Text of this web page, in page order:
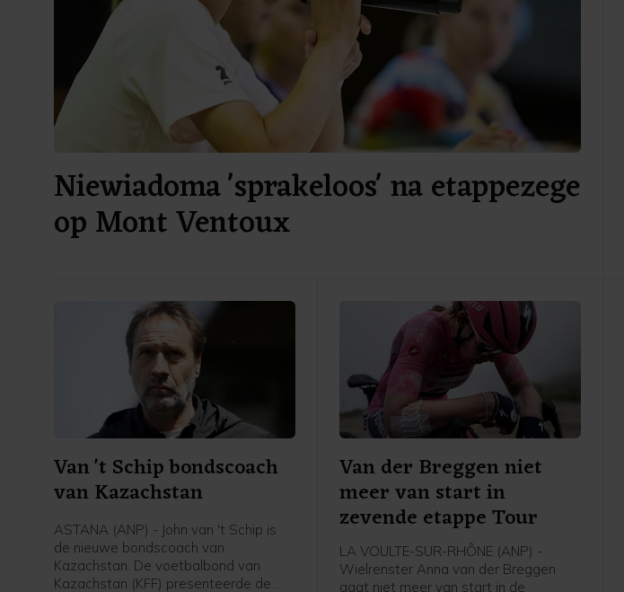
Niewiadoma 'sprakeloos' na etappezege
op Mont Ventoux
Van 't Schip bondscoach
van Kazachstan
ASTANA (ANP) - John van 't Schip is
de nieuwe bondscoach van
Kazachstan. De voetbalbond van
Kazachstan (KFF) presenteerde de
Van der Breggen niet
meer van start in
zevende etappe Tour
LA VOULTE-SUR-RHÔNE (ANP) -
Wielrenster Anna van der Breggen
gaat niet meer van start in de